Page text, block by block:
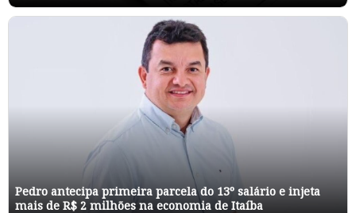
Pedro antecipa primeira parcela do 13º salário e injeta
mais de R$ 2 milhões na economia de Itaíba